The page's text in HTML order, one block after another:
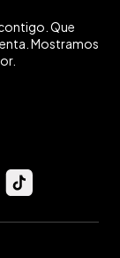
Que
Mostramos